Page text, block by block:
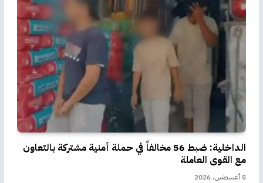
الداخلية: ضبط 56 مخالفاً في حملة أمنية مشتركة بالتعاون
مع القوى العاملة
5 أغسطس، 2026